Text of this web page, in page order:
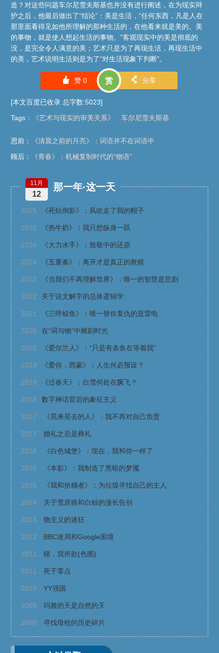
造？对这些问题车尔尼雪夫斯基也并没有进行阐述，在为现实辩
护之后，他最后做出了“结论”：美是生活，“任何东西，凡是人在
那里面看得见如他所理解的那种生活的，在他看来就是美的。美
的事物，就是使人想起生活的事物。”客观现实中的美是彻底的
没，是完全令人满意的美；艺术只是为了再现生活，再现生活中
的美，艺术说明生活则是为了“对生活现象下判断”。
󰄼 赞 0 赏 󰄯 分享
[本文百度已收录 总字数:5023]
Tags ： 《艺术与现实的审美关系》 车尔尼雪夫斯基
思前：
《清晨之前的月亮》：词语并不在词语中
顾后：
《青春》：机械复制时代的“物语”
那一年·这一天
11月
12
2025 《死钻倒影》：风吹走了我的帽子
2025 《热牛奶》：我只想纵身一跃
2024 《大力水手》：致敬中的还原
2024 《五重奏》：离开才是真正的救赎
2022 《当我们不再理解世界》：唯一的智慧是悲剧
2022 关于说文解字的总体逻辑学
2021 《三呼鲸鱼》：唯一替你复仇的是雷电
2020 在“词与物”中雕刻时光
2020 《爱尔兰人》：“只是有条鱼在等着我”
2019 《爱你，西蒙》：人生何必预设？
2019 《过春天》：白雪何处在飘飞？
2018 数字神话背后的象征主义
2017 《晃来晃去的人》：我不再对自己负责
2017 婚礼之后是葬礼
2016 《白色城堡》：现在，我和你一样了
2016 《本影》：我制造了黑暗的梦魇
2015 《我和拾穗者》：为垃圾寻找自己的主人
2014 关于荒原狼和白鲸的漫长告别
2013 物主义的迷狂
2012 BBC迷局和Google困境
2011 猪，我所欲(色图)
2011 死于零点
2010 YY强国
2009 玛雅的天是自然的天
2008 寻找母校的历史碎片